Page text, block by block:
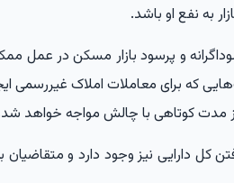
به نفع او باشد.
و پرسود بازار مسکن در عمل
که برای معاملات املاک غیررسمی
مدت کوتاهی با چالش مواجه خواهد
کل دارایی نیز وجود دارد و متقاضیان